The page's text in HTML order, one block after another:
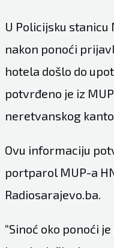
U Policijsku
nakon ponoći
hotela došlo do
potvrđeno je iz
neretvanskog
Ovu informaciju
portparol MUP-a
Radiosarajevo.ba.
“Sinoć oko ponoći